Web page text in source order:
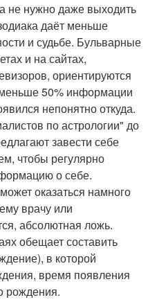
не нужно даже выходить
даёт меньше
и судьбе. Бульварные
и на сайтах,
ориентируются
меньше 50% информации
непонятно откуда.
по астрологии" до
завести себе
чтобы регулярно
о себе.
оказаться намного
врачу или
абсолютная ложь.
обещает составить
в которой
время появления
рождения.